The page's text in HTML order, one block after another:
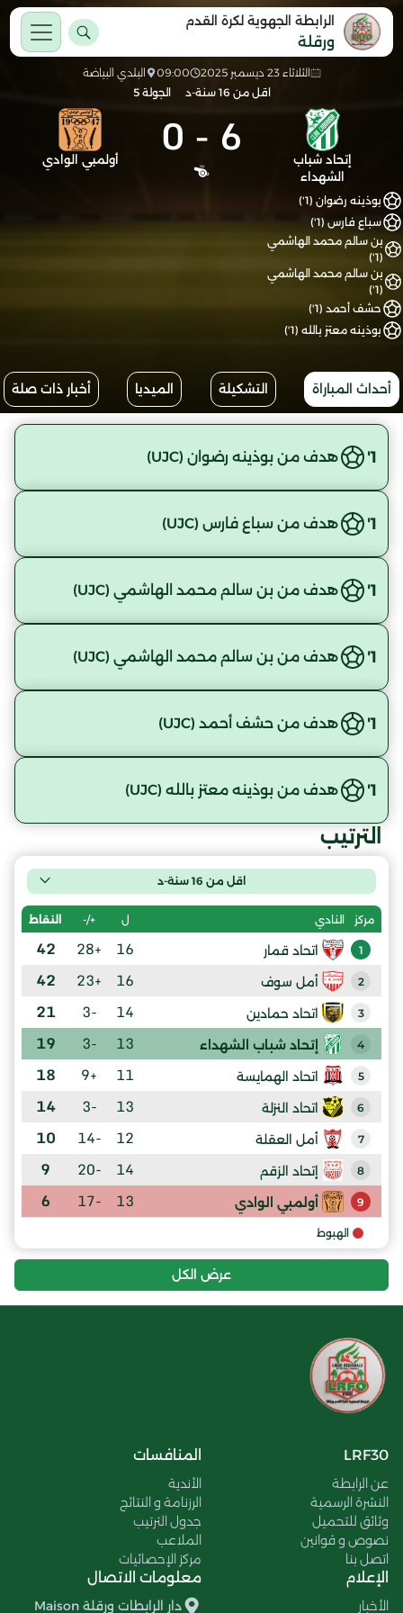
الرابطة الجهوية لكرة القدم
ورقلة
الثلاثاء 23 ديسمبر 2025 09:00
البلدي البياضة
اقل من 16 سنة-د
الجولة 5
إتحاد شباب
الشهداء
6
-
0 أولمبي الوادي
بوذينه رضوان (1')
سباع فارس (1')
بن سالم محمد الهاشمي
(1')
بن سالم محمد الهاشمي
(1')
حشف أحمد (1')
بوذينه معتز بالله (1')
أحداث المباراة التشكيلة الميديا أخبار ذات صلة
1' هدف من بوذينه رضوان (UJC)
1' هدف من سباع فارس (UJC)
1' هدف من بن سالم محمد الهاشمي (UJC)
1' هدف من بن سالم محمد الهاشمي (UJC)
1' هدف من حشف أحمد (UJC)
1' هدف من بوذينه معتز بالله (UJC)
الترتيب
اقل من 16 سنة-د
مركز النادي ل +/- النقاط
1 اتحاد قمار 16
+28
42
2 أمل سوف 16
+23
42
3 اتحاد حمادين 14
-3
21
4 إتحاد شباب الشهداء 13
-3
19
5 اتحاد الهمايسة 11
+9
18
6 اتحاد النزلة 13
-3
14
7 أمل العقلة 12
-14
10
8 إتحاد الزقم 14
-20
9
9 أولمبي الوادي 13
-17
6
الهبوط
عرض الكل
LRF30
عن الرابطة
النشرة الرسمية
وثائق للتحميل
نصوص و قوانين
اتصل بنا
المنافسات
الأندية
الرزنامة و النتائج
جدول الترتيب
الملاعب
مركز الإحصائيات
الإعلام
الأخبار
معلومات الاتصال
دار الرابطات ورقلة Maison